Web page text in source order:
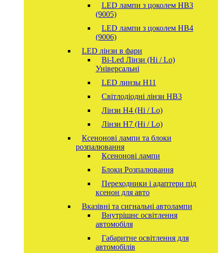
LED лампи з цоколем HB3
(9005)
LED лампи з цоколем HB4
(9006)
LED лінзи в фари
Bi-Led Лінзи (Hi / Lo)
Універсальні
LED линзы H11
Світлодіодні лінзи HB3
Лінзи Н4 (Hi / Lo)
Лінзи Н7 (Hi / Lo)
Ксенонові лампи та блоки
розпалювання
Ксенонові лампи
Блоки Розпалювання
Переходники і адаптери під
ксенон для авто
Вказівні та сигнальні автолампи
Внутрішнє освітлення
автомобіля
Габаритне освітлення для
автомобілів